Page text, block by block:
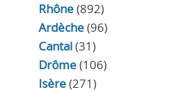
Rhône(892)
Ardèche(96)
Cantal(31)
Drôme(106)
Isère(271)